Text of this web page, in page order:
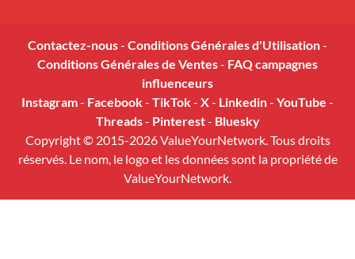
Contactez-nous- Conditions Générales d'Utilisation-
Conditions Générales de Ventes- FAQ campagnes
influenceurs
Instagram- Facebook- TikTok- X- Linkedin- YouTube -
Threads- Pinterest- Bluesky
Copyright © 2015-2026 ValueYourNetwork. Tous droits
réservés. Le nom, le logo et les données sont la propriété de
ValueYourNetwork.